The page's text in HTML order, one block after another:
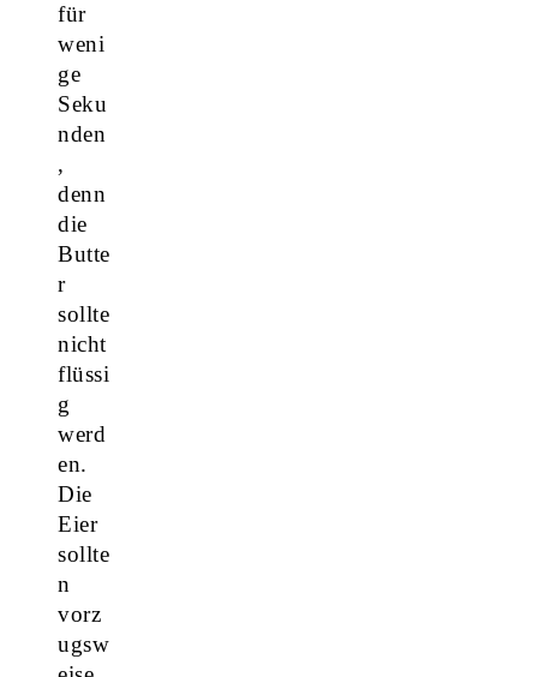
für
weni
ge
Seku
nden
,
denn
die
Butte
r
sollte
nicht
flüssi
g
werd
en.
Die
Eier
sollte
n
vorz
ugsw